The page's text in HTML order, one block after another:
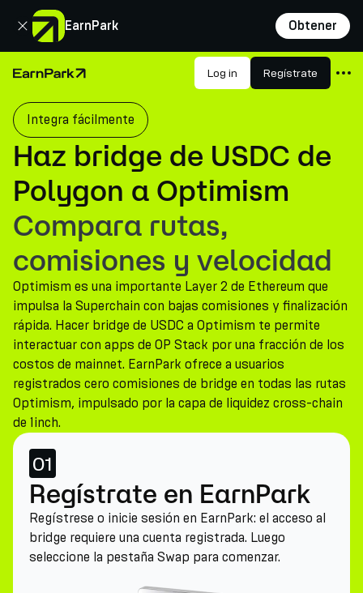
EarnPark Obtener
Cerrar
Página de inicio Log in Regístrate
Productos
Mercados
Calculadoras
PARK Token
Recursos
Compañía
Integra fácilmente
Haz bridge de USDC de
Polygon a Optimism
Compara rutas,
comisiones y velocidad
Optimism es una importante Layer 2 de Ethereum que
impulsa la Superchain con bajas comisiones y finalización
rápida. Hacer bridge de USDC a Optimism te permite
interactuar con apps de OP Stack por una fracción de los
costos de mainnet. EarnPark ofrece a usuarios
registrados cero comisiones de bridge en todas las rutas
Optimism, impulsado por la capa de liquidez cross-chain
de 1inch.
01
Regístrate en EarnPark
Regístrese o inicie sesión en EarnPark: el acceso al
bridge requiere una cuenta registrada. Luego
seleccione la pestaña Swap para comenzar.